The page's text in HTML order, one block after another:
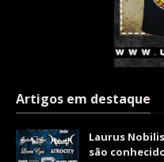
Artigos em destaque
Laurus
são